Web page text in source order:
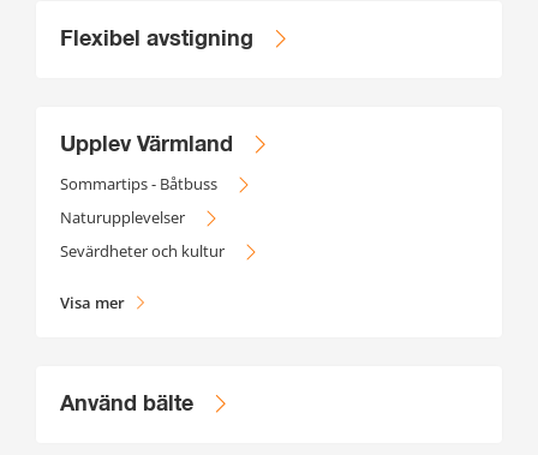
Flexibel avstigning
Upplev Värmland
Sommartips - Båtbuss
Naturupplevelser
Sevärdheter och kultur
Visa mer
Använd bälte